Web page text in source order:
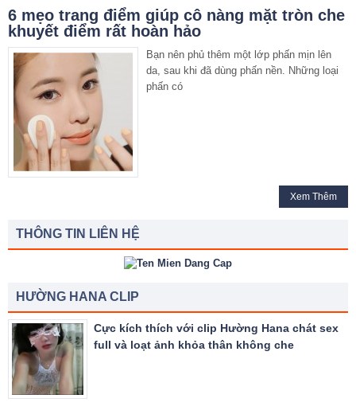
6 mẹo trang điểm giúp cô nàng mặt tròn che
khuyết điểm rất hoàn hảo
Bạn nên phủ thêm một lớp phấn mịn lên
da, sau khi đã dùng phấn nền. Những loại
phấn có
Xem Thêm
THÔNG TIN LIÊN HỆ
HƯỜNG HANA CLIP
Cực kích thích với clip Hường Hana chát sex
full và loạt ảnh khỏa thân không che